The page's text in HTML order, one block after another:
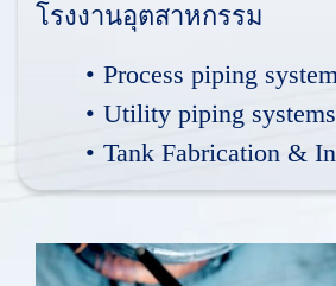
โรงงานอุตสาหกรรม
Process piping syste
Utility piping systems
Tank Fabrication & In